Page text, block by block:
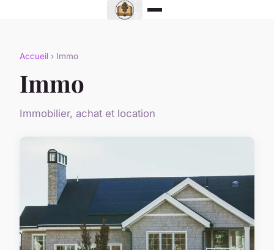
Accueil › Immo
Immo
Immobilier, achat et location